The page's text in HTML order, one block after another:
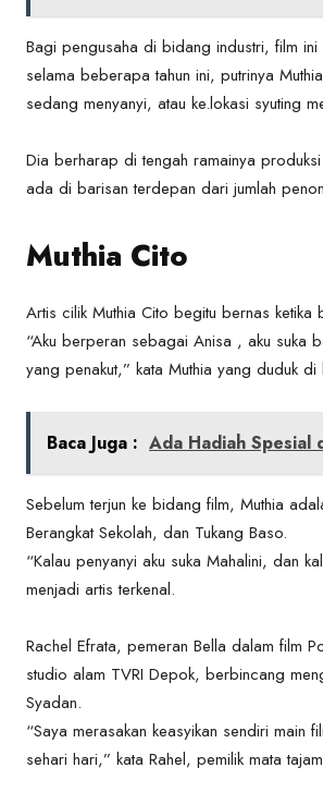
Bagi pengusaha di bidang industri, film
selama beberapa tahun ini, putrinya
sedang menyanyi, atau ke.lokasi syuting
Dia berharap di tengah ramainya
ada di barisan terdepan dari jumlah
Muthia Cito
Artis cilik Muthia Cito begitu bernas
“Aku berperan sebagai Anisa , aku suka
yang penakut,” kata Muthia yang duduk di
Baca Juga : Ada Hadiah Spesial
Sebelum terjun ke bidang film, Muthia
Berangkat Sekolah, dan Tukang Baso.
“Kalau penyanyi aku suka Mahalini, dan
menjadi artis terkenal.
Rachel Efrata, pemeran Bella dalam film
studio alam TVRI Depok, berbincang
Syadan.
“Saya merasakan keasyikan sendiri main
sehari hari,” kata Rahel, pemilik mata